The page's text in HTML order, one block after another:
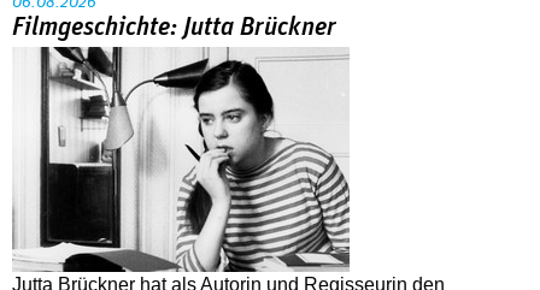
Filmgeschichte: Jutta Brückner
Jutta Brückner hat als Autorin und Regisseurin den